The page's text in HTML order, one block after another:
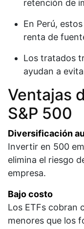
retención de
En Perú,
renta de
Los tratados
ayudan a
Ventajas
S&P 500
Diversificación
Invertir en 500
elimina el riesgo
empresa.​
Bajo costo
Los ETFs cobran
menores que los